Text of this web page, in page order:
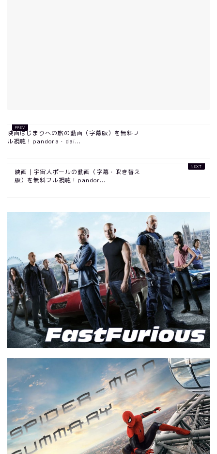
映画はじまりへの旅の動画（字幕版）を無料フ
ル視聴！pandora・dai...
映画｜宇宙人ポールの動画（字幕・吹き替え
版）を無料フル視聴！pandor...